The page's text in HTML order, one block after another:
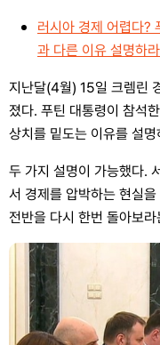
러시아 경제 어렵다?
과 다른 이유 설명하
지난달(4월) 15일 크렘린
졌다. 푸틴 대통령이 참석
상치를 밑도는 이유를 설
두 가지 설명이 가능했다.
서 경제를 압박하는 현실
전반을 다시 한번 돌아보